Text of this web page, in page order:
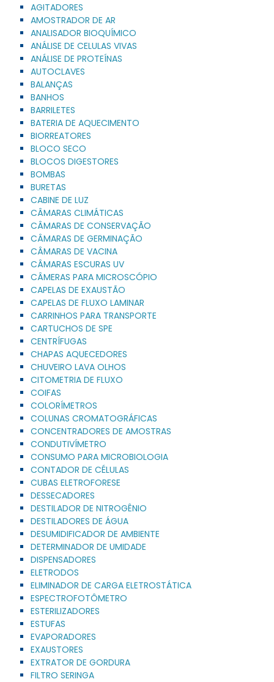
AGITADORES
AMOSTRADOR DE AR
ANALISADOR BIOQUÍMICO
ANÁLISE DE CELULAS VIVAS
ANÁLISE DE PROTEÍNAS
AUTOCLAVES
BALANÇAS
BANHOS
BARRILETES
BATERIA DE AQUECIMENTO
BIORREATORES
BLOCO SECO
BLOCOS DIGESTORES
BOMBAS
BURETAS
CABINE DE LUZ
CÂMARAS CLIMÁTICAS
CÂMARAS DE CONSERVAÇÃO
CÂMARAS DE GERMINAÇÃO
CÂMARAS DE VACINA
CÂMARAS ESCURAS UV
CÂMERAS PARA MICROSCÓPIO
CAPELAS DE EXAUSTÃO
CAPELAS DE FLUXO LAMINAR
CARRINHOS PARA TRANSPORTE
CARTUCHOS DE SPE
CENTRÍFUGAS
CHAPAS AQUECEDORES
CHUVEIRO LAVA OLHOS
CITOMETRIA DE FLUXO
COIFAS
COLORÍMETROS
COLUNAS CROMATOGRÁFICAS
CONCENTRADORES DE AMOSTRAS
CONDUTIVÍMETRO
CONSUMO PARA MICROBIOLOGIA
CONTADOR DE CÉLULAS
CUBAS ELETROFORESE
DESSECADORES
DESTILADOR DE NITROGÊNIO
DESTILADORES DE ÁGUA
DESUMIDIFICADOR DE AMBIENTE
DETERMINADOR DE UMIDADE
DISPENSADORES
ELETRODOS
ELIMINADOR DE CARGA ELETROSTÁTICA
ESPECTROFOTÔMETRO
ESTERILIZADORES
ESTUFAS
EVAPORADORES
EXAUSTORES
EXTRATOR DE GORDURA
FILTRO SERINGA